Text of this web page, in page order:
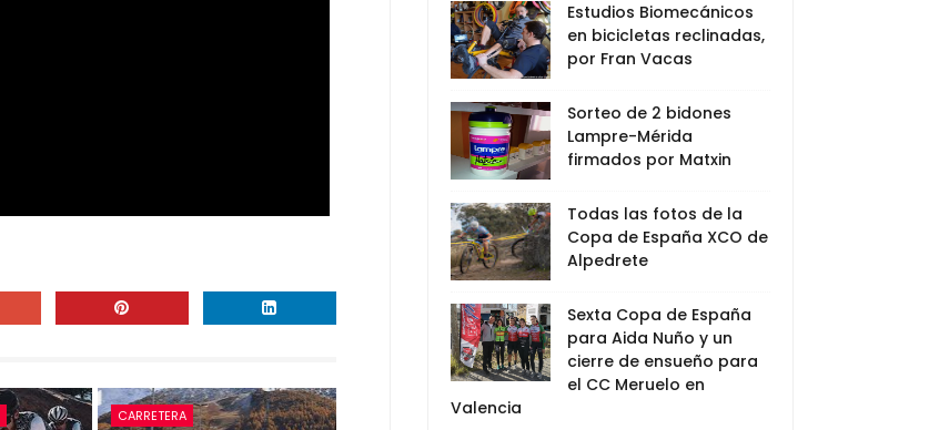
CARRETERA
Estudios Biomecánicos
en bicicletas reclinadas,
por Fran Vacas
Sorteo de 2 bidones
Lampre-Mérida
firmados por Matxin
Todas las fotos de la
Copa de España XCO de
Alpedrete
Sexta Copa de España
para Aida Nuño y un
cierre de ensueño para
el CC Meruelo en
Valencia